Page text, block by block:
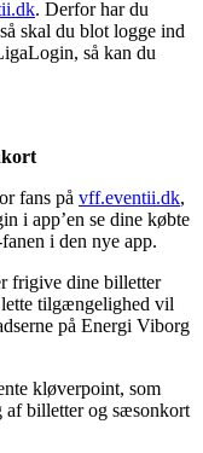
. Derfor har du
skal du blot logge ind
så kan du
fans på vff.eventii.dk,
i app’en se dine købte
i den nye app.
frigive dine billetter
tilgængelighed vil
på Energi Viborg
kløverpoint, som
af billetter og sæsonkort